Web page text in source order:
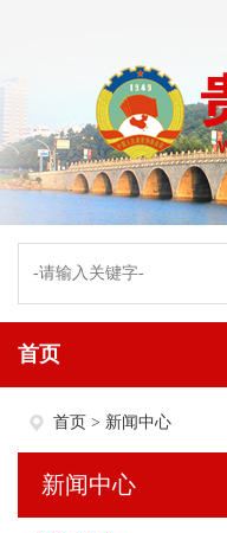
首页
首页 > 新闻中心
新闻中心